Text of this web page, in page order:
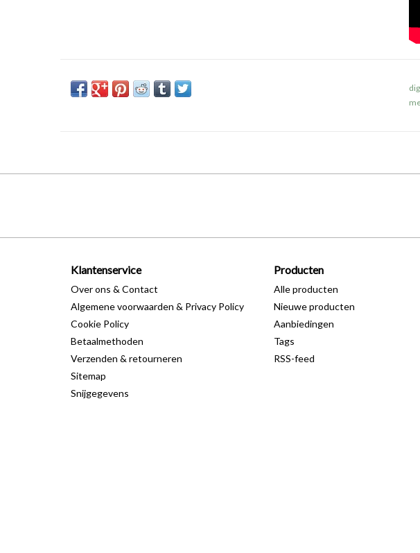
Klantenservice
Over ons & Contact
Algemene voorwaarden & Privacy Policy
Cookie Policy
Betaalmethoden
Verzenden & retourneren
Sitemap
Snijgegevens
Producten
Alle producten
Nieuwe producten
Aanbiedingen
Tags
RSS-feed